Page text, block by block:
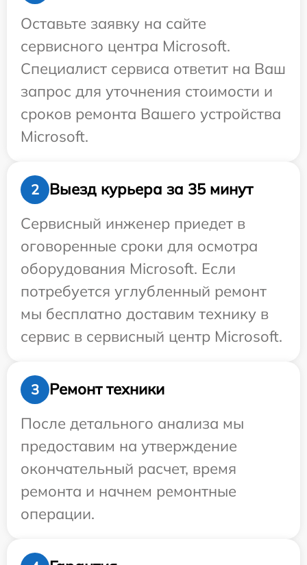
Оставьте заявку на сайте
сервисного центра Microsoft.
Специалист сервиса ответит на Ваш
запрос для уточнения стоимости и
сроков ремонта Вашего устройства
Microsoft.
2
Выезд курьера за 35 минут
Сервисный инженер приедет в
оговоренные сроки для осмотра
оборудования Microsoft. Если
потребуется углубленный ремонт
мы бесплатно доставим технику в
сервис в сервисный центр Microsoft.
3
Ремонт техники
После детального анализа мы
предоставим на утверждение
окончательный расчет, время
ремонта и начнем ремонтные
операции.